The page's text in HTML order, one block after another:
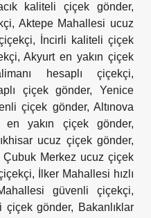
kaliteli çiçek gönder,
, Aktepe Mahallesi ucuz
,
İncirli kaliteli çiçek
,Akyurt en yakın çiçek
hesaplı çiçekçi,
çiçek gönder,Yenice
çiçek gönder, Altınova
en yakın çiçek gönder,
ucuz çiçek gönder,
Çubuk Merkez ucuz çiçek
,
İlker Mahallesi hızlı
güvenli çiçekçi,
çiçek gönder, Bakanlıklar